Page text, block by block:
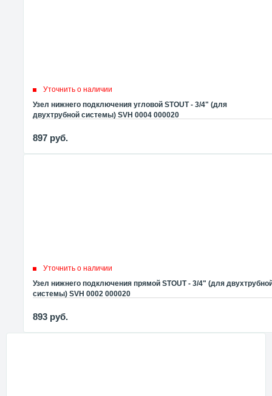
Уточнить о наличии
Узел нижнего подключения угловой STOUT - 3/4" (для
двухтрубной системы) SVH 0004 000020
897 руб.
Уточнить о наличии
Узел нижнего подключения прямой STOUT - 3/4" (для
системы) SVH 0002 000020
893 руб.